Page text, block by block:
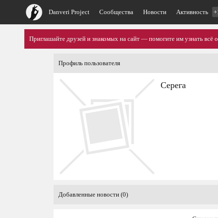
Danveri Project Сообщества Новости Активность
Приглашайте друзей и знакомых на сайт — помогите им узнать всё
Профиль пользователя
Серега
Добавленные новости (0)